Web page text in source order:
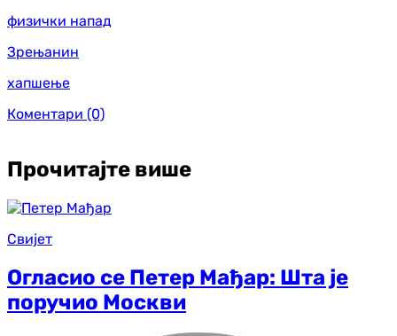
физички напад
Зрењанин
хапшење
Коментари (0)
Прочитајте више
Свијет
Огласио се Петер Мађар: Шта је
поручио Москви